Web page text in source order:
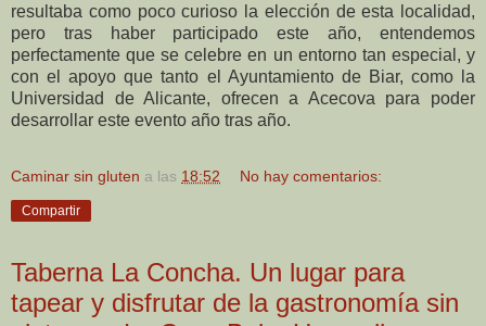
resultaba como poco curioso la elección de esta localidad,
pero tras haber participado este año, entendemos
perfectamente que se celebre en un entorno tan especial, y
con el apoyo que tanto el Ayuntamiento de Biar, como la
Universidad de Alicante, ofrecen a Acecova para poder
desarrollar este evento año tras año.
Caminar sin gluten a las 18:52 No hay comentarios:
Compartir
Taberna La Concha. Un lugar para
tapear y disfrutar de la gastronomía sin